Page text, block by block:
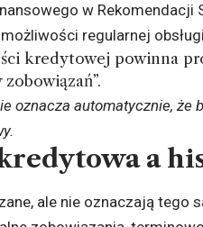
w Rekomendacji
regularnej
kredytowej powinna
zobowiązań”.
oznacza automatycznie,
a
ale nie oznaczają tego